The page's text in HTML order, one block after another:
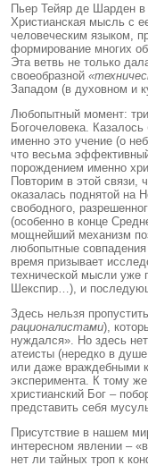
Пьер Тейяр де Шарден
Христианская мысль с
человеческим языком,
формирование многих
Эта ветвь не только
своеобразной
Западом (в духовном и
Любопытный момент:
Богочеловека.
именно это учение (о
что весьма
порождением именно
Повторим в этой связи,
оказалась поднятой на
свободного,
(особенно в конце
мощнейший механизм
любопытные
время призывает
технической мысли уже
Шекспир…), и
Здесь нельзя
рационалистами),
нуждался». Но здесь
атеисты (нередко в
или даже враждебными к
эксперимента. К тому
христианский Бог –
представить себя
Присутствие в нашем
интересном явлении –
нет ли тайных троп к